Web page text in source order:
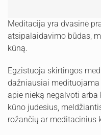
Meditacija yra dvasinė
atsipalaidavimo būdas,
kūną.
Egzistuoja skirtingos
dažniausiai
apie nieką negalvoti arba
kūno judesius,
rožančių ar meditacinius